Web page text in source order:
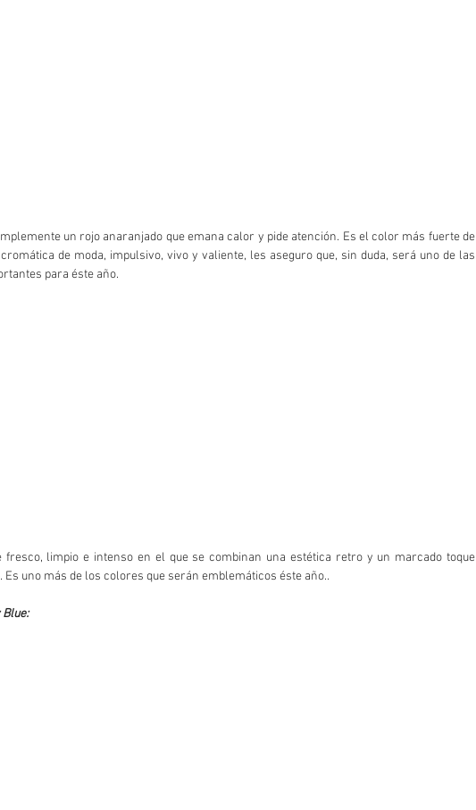
un rojo anaranjado que emana calor y pide atención. Es el color más fuerte de
de moda, impulsivo, vivo y valiente, les aseguro que, sin duda, será uno de las
para éste año.
fresco, limpio e intenso en el que se combinan una estética retro y un marcado toque
Es uno más de los colores que serán emblemáticos éste año..